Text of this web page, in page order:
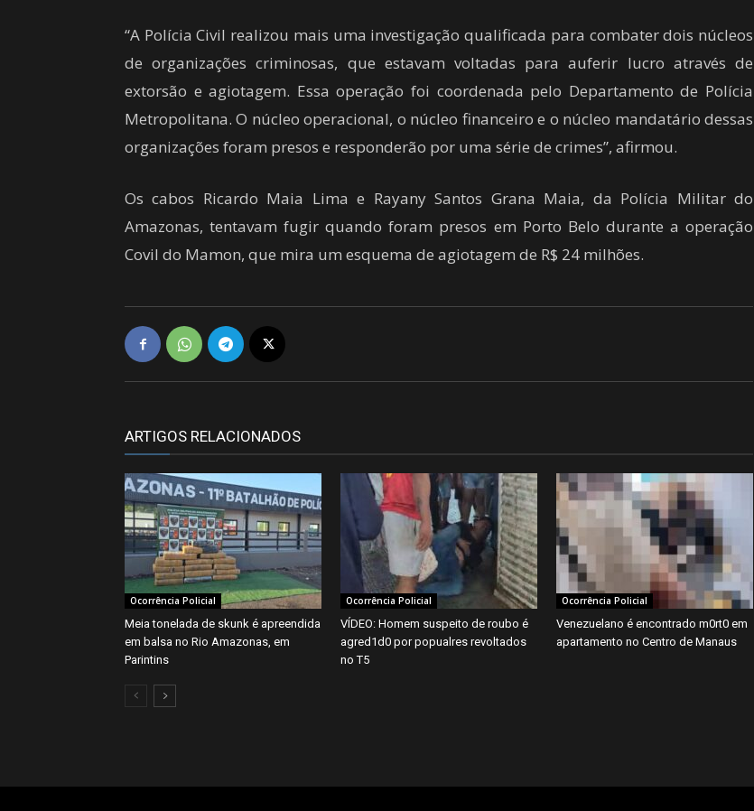
“A Polícia Civil realizou mais uma investigação qualificada para combater dois núcleos
de organizações criminosas, que estavam voltadas para auferir lucro através de
extorsão e agiotagem. Essa operação foi coordenada pelo Departamento de Polícia
Metropolitana. O núcleo operacional, o núcleo financeiro e o núcleo mandatário dessas
organizações foram presos e responderão por uma série de crimes”, afirmou.
Os cabos Ricardo Maia Lima e Rayany Santos Grana Maia, da Polícia Militar do
Amazonas, tentavam fugir quando foram presos em Porto Belo durante a operação
Covil do Mamon, que mira um esquema de agiotagem de R$ 24 milhões.
ARTIGOS RELACIONADOS
Ocorrência Policial
Meia tonelada de skunk é apreendida
em balsa no Rio Amazonas, em
Parintins
Ocorrência Policial
VÍDEO: Homem suspeito de roubo é
agred1d0 por popualres revoltados
no T5
Ocorrência Policial
Venezuelano é encontrado m0rt0 em
apartamento no Centro de Manaus